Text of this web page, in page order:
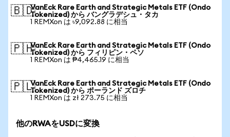
🇧🇩VanEck Rare Earth and Strategic Metals ETF (Ondo
Tokenized) から バングラデシュ・タカ
1 REMXon は ৳9,092.88 に相当
🇵🇭VanEck Rare Earth and Strategic Metals ETF (Ondo
Tokenized) から フィリピン・ペソ
1 REMXon は ₱4,465.19 に相当
🇵🇱VanEck Rare Earth and Strategic Metals ETF (Ondo
Tokenized) から ポーランド ズロチ
1 REMXon は zł 273.75 に相当
他のRWAをUSDに変換